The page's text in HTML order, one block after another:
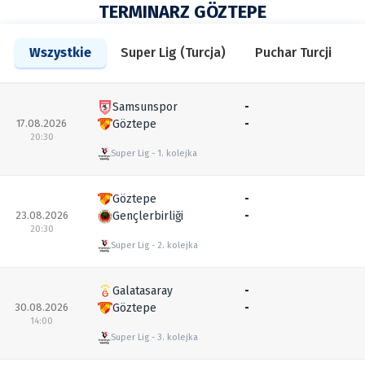
TERMINARZ GÖZTEPE
Wszystkie Super Lig (Turcja) Puchar Turcji
17.08.2026
20:30
Samsunspor
Göztepe
Super Lig 1. kolejka
-
-
23.08.2026
20:30
Göztepe
Gençlerbirliği
Super Lig 2. kolejka
-
-
30.08.2026
14:00
Galatasaray
Göztepe
Super Lig 3. kolejka
-
-